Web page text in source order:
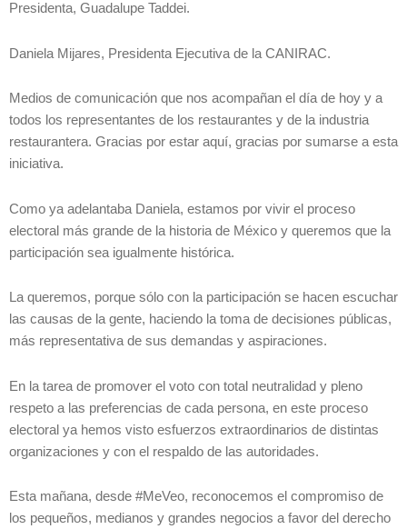
Presidenta, Guadalupe Taddei.
Daniela Mijares, Presidenta Ejecutiva de la CANIRAC.
Medios de comunicación que nos acompañan el día de hoy y a
todos los representantes de los restaurantes y de la industria
restaurantera. Gracias por estar aquí, gracias por sumarse a esta
iniciativa.
Como ya adelantaba Daniela, estamos por vivir el proceso
electoral más grande de la historia de México y queremos que la
participación sea igualmente histórica.
La queremos, porque sólo con la participación se hacen escuchar
las causas de la gente, haciendo la toma de decisiones públicas,
más representativa de sus demandas y aspiraciones.
En la tarea de promover el voto con total neutralidad y pleno
respeto a las preferencias de cada persona, en este proceso
electoral ya hemos visto esfuerzos extraordinarios de distintas
organizaciones y con el respaldo de las autoridades.
Esta mañana, desde #MeVeo, reconocemos el compromiso de
los pequeños, medianos y grandes negocios a favor del derecho